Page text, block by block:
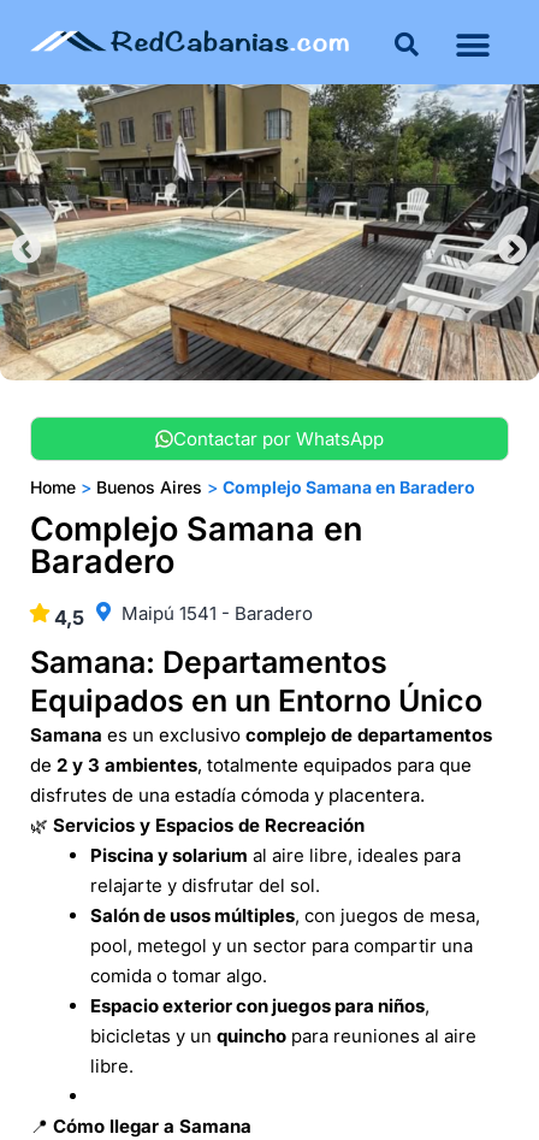
Contactar por WhatsApp
Home > Buenos Aires > Complejo Samana en Baradero
Complejo Samana en
Baradero
4,5 Maipú 1541 - Baradero
Samana: Departamentos
Equipados en un Entorno Único
Samana es un exclusivo complejo de departamentos
de 2 y 3 ambientes, totalmente equipados para que
disfrutes de una estadía cómoda y placentera.
🌿 Servicios y Espacios de Recreación
Piscina y solarium al aire libre, ideales para
relajarte y disfrutar del sol.
Salón de usos múltiples, con juegos de mesa,
pool, metegol y un sector para compartir una
comida o tomar algo.
Espacio exterior con juegos para niños,
bicicletas y un quincho para reuniones al aire
libre.
📍 Cómo llegar a Samana